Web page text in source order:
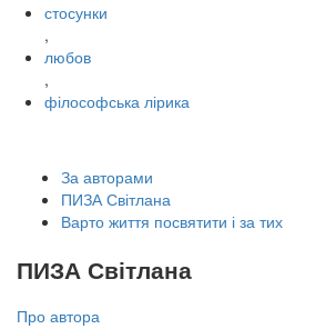
стосунки
,
любов
,
філософська лірика
За авторами
ПИЗА Світлана
Варто життя посвятити і за тих
ПИЗА Світлана
Про автора